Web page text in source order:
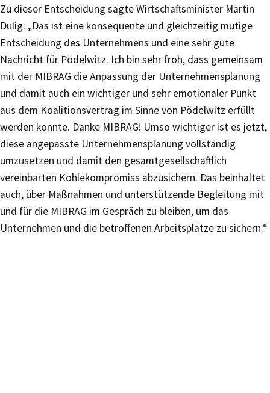
Zu dieser Entscheidung sagte Wirtschaftsminister Martin
Dulig: „Das ist eine konsequente und gleichzeitig mutige
Entscheidung des Unternehmens und eine sehr gute
Nachricht für Pödelwitz. Ich bin sehr froh, dass gemeinsam
mit der MIBRAG die Anpassung der Unternehmensplanung
und damit auch ein wichtiger und sehr emotionaler Punkt
aus dem Koalitionsvertrag im Sinne von Pödelwitz erfüllt
werden konnte. Danke MIBRAG! Umso wichtiger ist es jetzt,
diese angepasste Unternehmensplanung vollständig
umzusetzen und damit den gesamtgesellschaftlich
vereinbarten Kohlekompromiss abzusichern. Das beinhaltet
auch, über Maßnahmen und unterstützende Begleitung mit
und für die MIBRAG im Gespräch zu bleiben, um das
Unternehmen und die betroffenen Arbeitsplätze zu sichern.“